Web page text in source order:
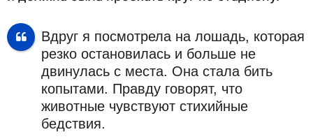
Вдруг я посмотрела на лошадь, которая
резко остановилась и больше не
двинулась с места. Она стала бить
копытами. Правду говорят, что
животные чувствуют стихийные
бедствия.